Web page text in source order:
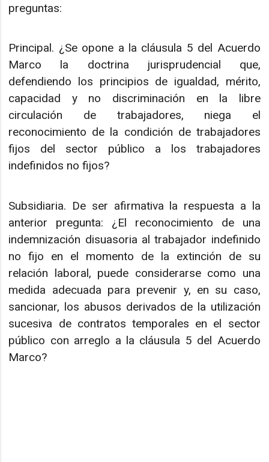
preguntas:
Principal. ¿Se opone a la cláusula 5 del Acuerdo
Marco la doctrina jurisprudencial que,
defendiendo los principios de igualdad, mérito,
capacidad y no discriminación en la libre
circulación de trabajadores, niega el
reconocimiento de la condición de trabajadores
fijos del sector público a los trabajadores
indefinidos no fijos?
Subsidiaria. De ser afirmativa la respuesta a la
anterior pregunta: ¿El reconocimiento de una
indemnización disuasoria al trabajador indefinido
no fijo en el momento de la extinción de su
relación laboral, puede considerarse como una
medida adecuada para prevenir y, en su caso,
sancionar, los abusos derivados de la utilización
sucesiva de contratos temporales en el sector
público con arreglo a la cláusula 5 del Acuerdo
Marco?